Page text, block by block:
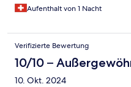
Aufenthalt von 1 Nacht
Verifizierte Bewertung
10/10 –
10. Okt. 2024